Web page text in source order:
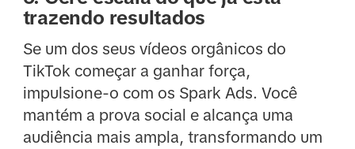
trazendo resultados
Se um dos seus vídeos orgânicos do
TikTok começar a ganhar força,
impulsione-o com os Spark Ads. Você
mantém a prova social e alcança uma
audiência mais ampla, transformando um